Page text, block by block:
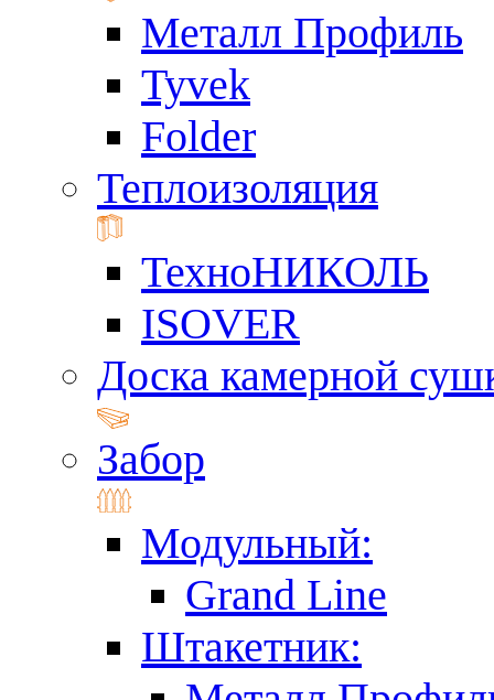
Металл Профиль
Tyvek
Folder
Теплоизоляция
ТехноНИКОЛЬ
ISOVER
Доска камерной
Забор
Модульный:
Grand Line
Штакетник: